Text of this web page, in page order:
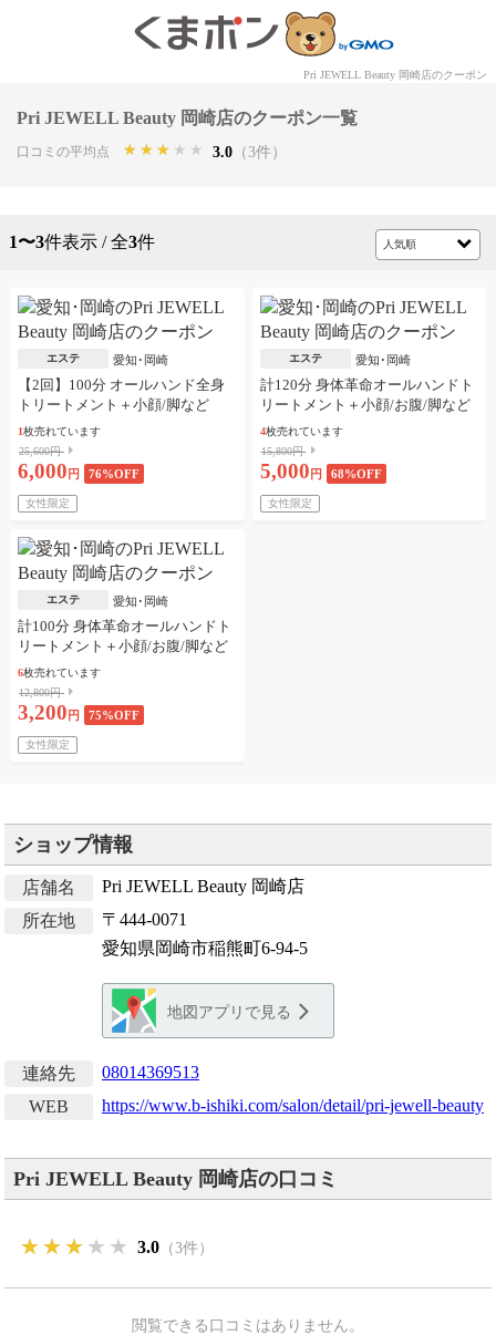
Pri JEWELL Beauty 岡崎店のクーポン
Pri JEWELL Beauty 岡崎店のクーポン一覧
口コミの平均点 ★★★★★
★★★★★
★★★★★ 3.0 （3件）
1〜3件表示 / 全3件
エステ 愛知･岡崎
【2回】100分 オールハンド全身
トリートメント＋小顔/脚など
1枚売れています
25,600円
6,000 円 76%OFF
女性限定
エステ 愛知･岡崎
計120分 身体革命オールハンドト
リートメント＋小顔/お腹/脚など
4枚売れています
15,800円
5,000 円 68%OFF
女性限定
エステ 愛知･岡崎
計100分 身体革命オールハンドト
リートメント＋小顔/お腹/脚など
6枚売れています
12,800円
3,200 円 75%OFF
女性限定
ショップ情報
店舗名
Pri JEWELL Beauty 岡崎店
所在地
〒444-0071
愛知県岡崎市稲熊町6-94-5
地図アプリで見る
連絡先
08014369513
WEB
https://www.b-ishiki.com/salon/detail/pri-jewell-beauty
Pri JEWELL Beauty 岡崎店の口コミ
★★★★★
★★★★★
★★★★★ 3.0 （3件）
閲覧できる口コミはありません。